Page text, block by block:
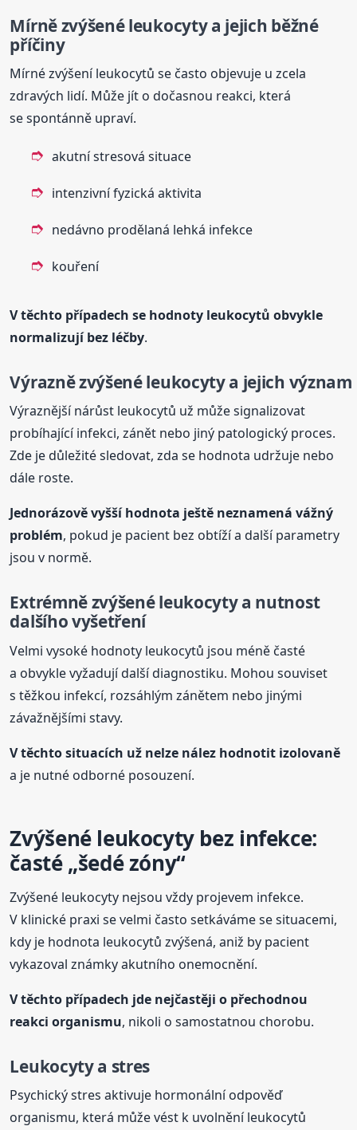
Mírně zvýšené leukocyty a jejich běžné
příčiny
Mírné zvýšení leukocytů se často objevuje u zcela
zdravých lidí. Může jít o dočasnou reakci, která
se spontánně upraví.
akutní stresová situace
intenzivní fyzická aktivita
nedávno prodělaná lehká infekce
kouření
V těchto případech se hodnoty leukocytů obvykle
normalizují bez léčby.
Výrazně zvýšené leukocyty a jejich význam
Výraznější nárůst leukocytů už může signalizovat
probíhající infekci, zánět nebo jiný patologický proces.
Zde je důležité sledovat, zda se hodnota udržuje nebo
dále roste.
Jednorázově vyšší hodnota ještě neznamená vážný
problém, pokud je pacient bez obtíží a další parametry
jsou v normě.
Extrémně zvýšené leukocyty a nutnost
dalšího vyšetření
Velmi vysoké hodnoty leukocytů jsou méně časté
a obvykle vyžadují další diagnostiku. Mohou souviset
s těžkou infekcí, rozsáhlým zánětem nebo jinými
závažnějšími stavy.
V těchto situacích už nelze nález hodnotit izolovaně
a je nutné odborné posouzení.
Zvýšené leukocyty bez infekce:
časté „šedé zóny“
Zvýšené leukocyty nejsou vždy projevem infekce.
V klinické praxi se velmi často setkáváme se situacemi,
kdy je hodnota leukocytů zvýšená, aniž by pacient
vykazoval známky akutního onemocnění.
V těchto případech jde nejčastěji o přechodnou
reakci organismu, nikoli o samostatnou chorobu.
Leukocyty a stres
Psychický stres aktivuje hormonální odpověď
organismu, která může vést k uvolnění leukocytů